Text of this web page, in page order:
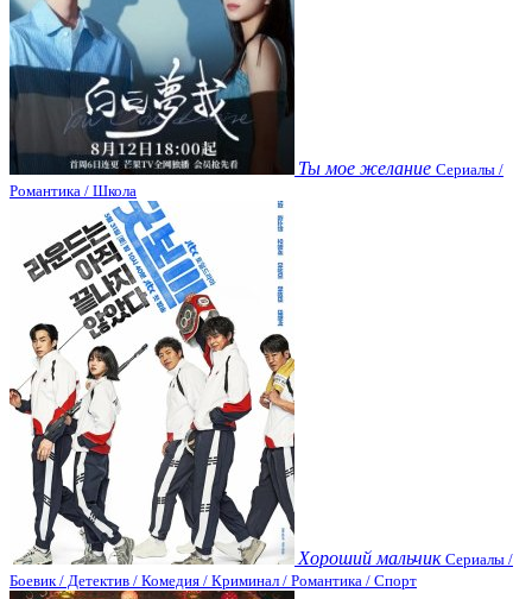
Ты мое желание Сериалы /
Романтика / Школа
Хороший мальчик Сериалы /
Боевик / Детектив / Комедия / Криминал / Романтика / Спорт